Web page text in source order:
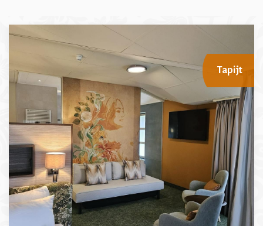
Tapijt